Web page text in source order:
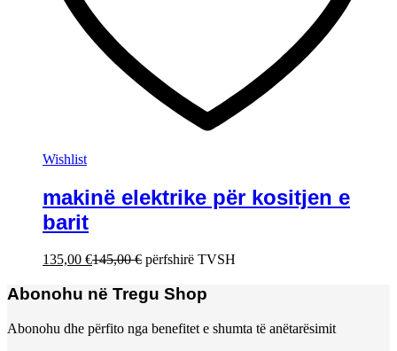
Wishlist
makinë elektrike për kositjen e
barit
135,00 €145,00€ përfshirë TVSH
Abonohu në Tregu Shop
Abonohu dhe përfito nga benefitet e shumta të anëtarësimit